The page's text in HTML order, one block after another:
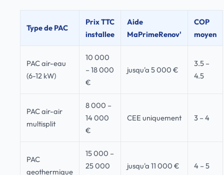
Type de PAC
Prix TTC
installee
Aide
MaPrimeRenov'
COP
moyen
PAC air-eau
(6-12 kW)
10 000
– 18 000
€
jusqu'a 5 000 €
3.5 –
4.5
PAC air-air
multisplit
8 000 –
14 000
€
CEE uniquement 3 – 4
PAC
geothermique
15 000 –
25 000
jusqu'a 11 000 € 4 – 5